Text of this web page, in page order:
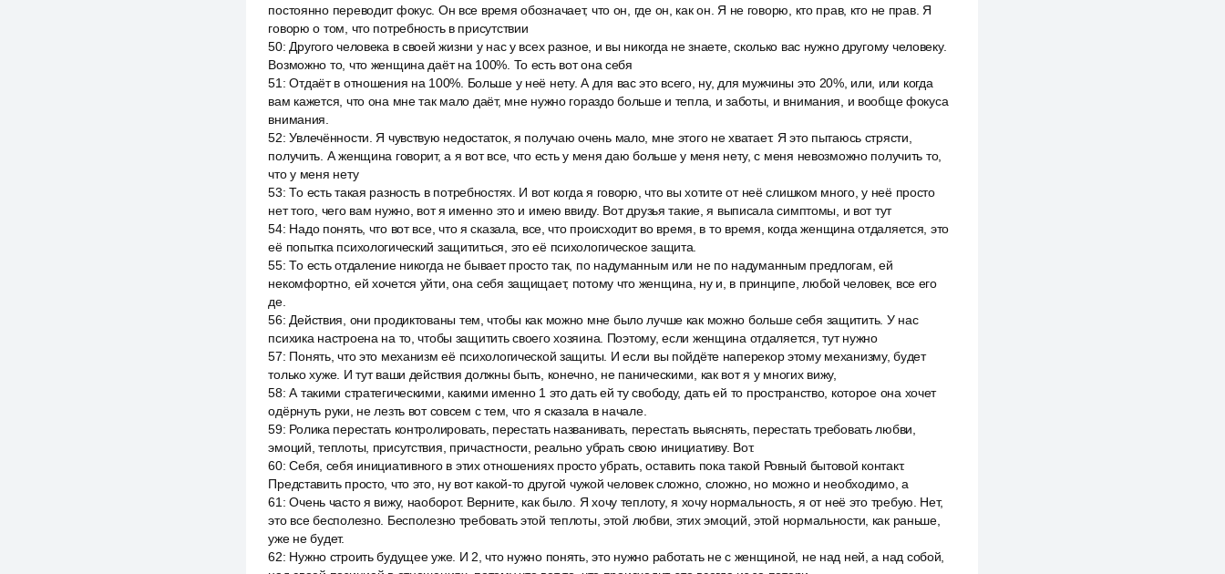
постоянно переводит фокус. Он все время обозначает, что он, где он, как он. Я не говорю, кто прав, кто не прав. Я
говорю о том, что потребность в присутствии
50: Другого человека в своей жизни у нас у всех разное, и вы никогда не знаете, сколько вас нужно другому человеку.
Возможно то, что женщина даёт на 100%. То есть вот она себя
51 :Отдаёт в отношения на 100%. Больше у неё нету. А для вас это всего, ну, для мужчины это 20%, или, или когда
вам кажется, что она мне так мало даёт, мне нужно гораздо больше и тепла, и заботы, и внимания, и вообще фокуса
внимания.
52:Увлечённости. Я чувствую недостаток, я получаю очень мало, мне этого не хватает. Я это пытаюсь стрясти,
получить. А женщина говорит, а я вот все, что есть у меня даю больше у меня нету, с меня невозможно получить то,
что у меня нету
53:То есть такая разность в потребностях. И вот когда я говорю, что вы хотите от неё слишком много, у неё просто
нет того, чего вам нужно, вот я именно это и имею ввиду. Вот друзья такие, я выписала симптомы, и вот тут
54: Надо понять, что вот все, что я сказала, все, что происходит во время, в то время, когда женщина отдаляется, это
её попытка психологический защититься, это её психологическое защита.
55:То есть отдаление никогда не бывает просто так, по надуманным или не по надуманным предлогам, ей
некомфортно, ей хочется уйти, она себя защищает, потому что женщина, ну и, в принципе, любой человек, все его
де.
56: Действия, они продиктованы тем, чтобы как можно мне было лучше как можно больше себя защитить. У нас
психика настроена на то, чтобы защитить своего хозяина. Поэтому, если женщина отдаляется, тут нужно
57: Понять, что это механизм её психологической защиты. И если вы пойдёте наперекор этому механизму, будет
только хуже. И тут ваши действия должны быть, конечно, не паническими, как вот я у многих вижу,
58:А такими стратегическими, какими именно 1 это дать ей ту свободу, дать ей то пространство, которое она хочет
одёрнуть руки, не лезть вот совсем с тем, что я сказала в начале.
59: Ролика перестать контролировать, перестать названивать, перестать выяснять, перестать требовать любви,
эмоций, теплоты, присутствия, причастности, реально убрать свою инициативу. Вот.
60:Себя, себя инициативного в этих отношениях просто убрать, оставить пока такой Ровный бытовой контакт.
Представить просто, что это, ну вот какой-то другой чужой человек сложно, сложно, но можно и необходимо, а
61 :Очень часто я вижу, наоборот. Верните, как было. Я хочу теплоту, я хочу нормальность, я от неё это требую. Нет,
это все бесполезно. Бесполезно требовать этой теплоты, этой любви, этих эмоций, этой нормальности, как раньше,
уже не будет.
62: Нужно строить будущее уже. И 2, что нужно понять, это нужно работать не с женщиной, не над ней, а над собой,